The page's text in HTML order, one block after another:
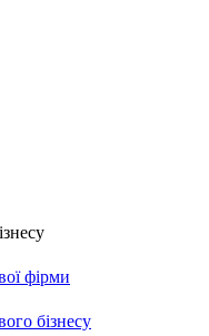
фірми
бізнесу